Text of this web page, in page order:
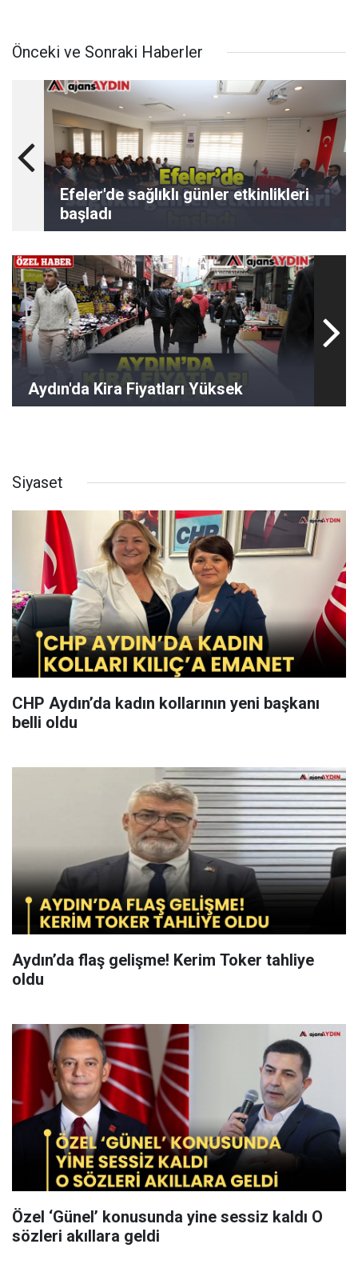
Önceki ve Sonraki Haberler
Efeler'de sağlıklı günler etkinlikleri
başladı
Aydın'da Kira Fiyatları Yüksek
Siyaset
CHP Aydın’da kadın kollarının yeni başkanı
belli oldu
Aydın’da flaş gelişme! Kerim Toker tahliye
oldu
Özel ‘Günel’ konusunda yine sessiz kaldı O
sözleri akıllara geldi